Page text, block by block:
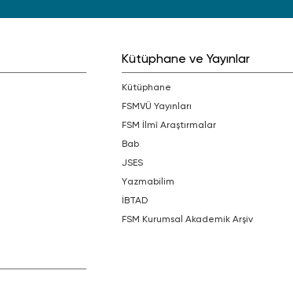
Kütüphane ve Yayınlar
Kütüphane
FSMVÜ Yayınları
FSM İlmî Araştırmalar
bab
JSES
Yazmabilim
İBTAD
FSM Kurumsal Akademik Arşiv